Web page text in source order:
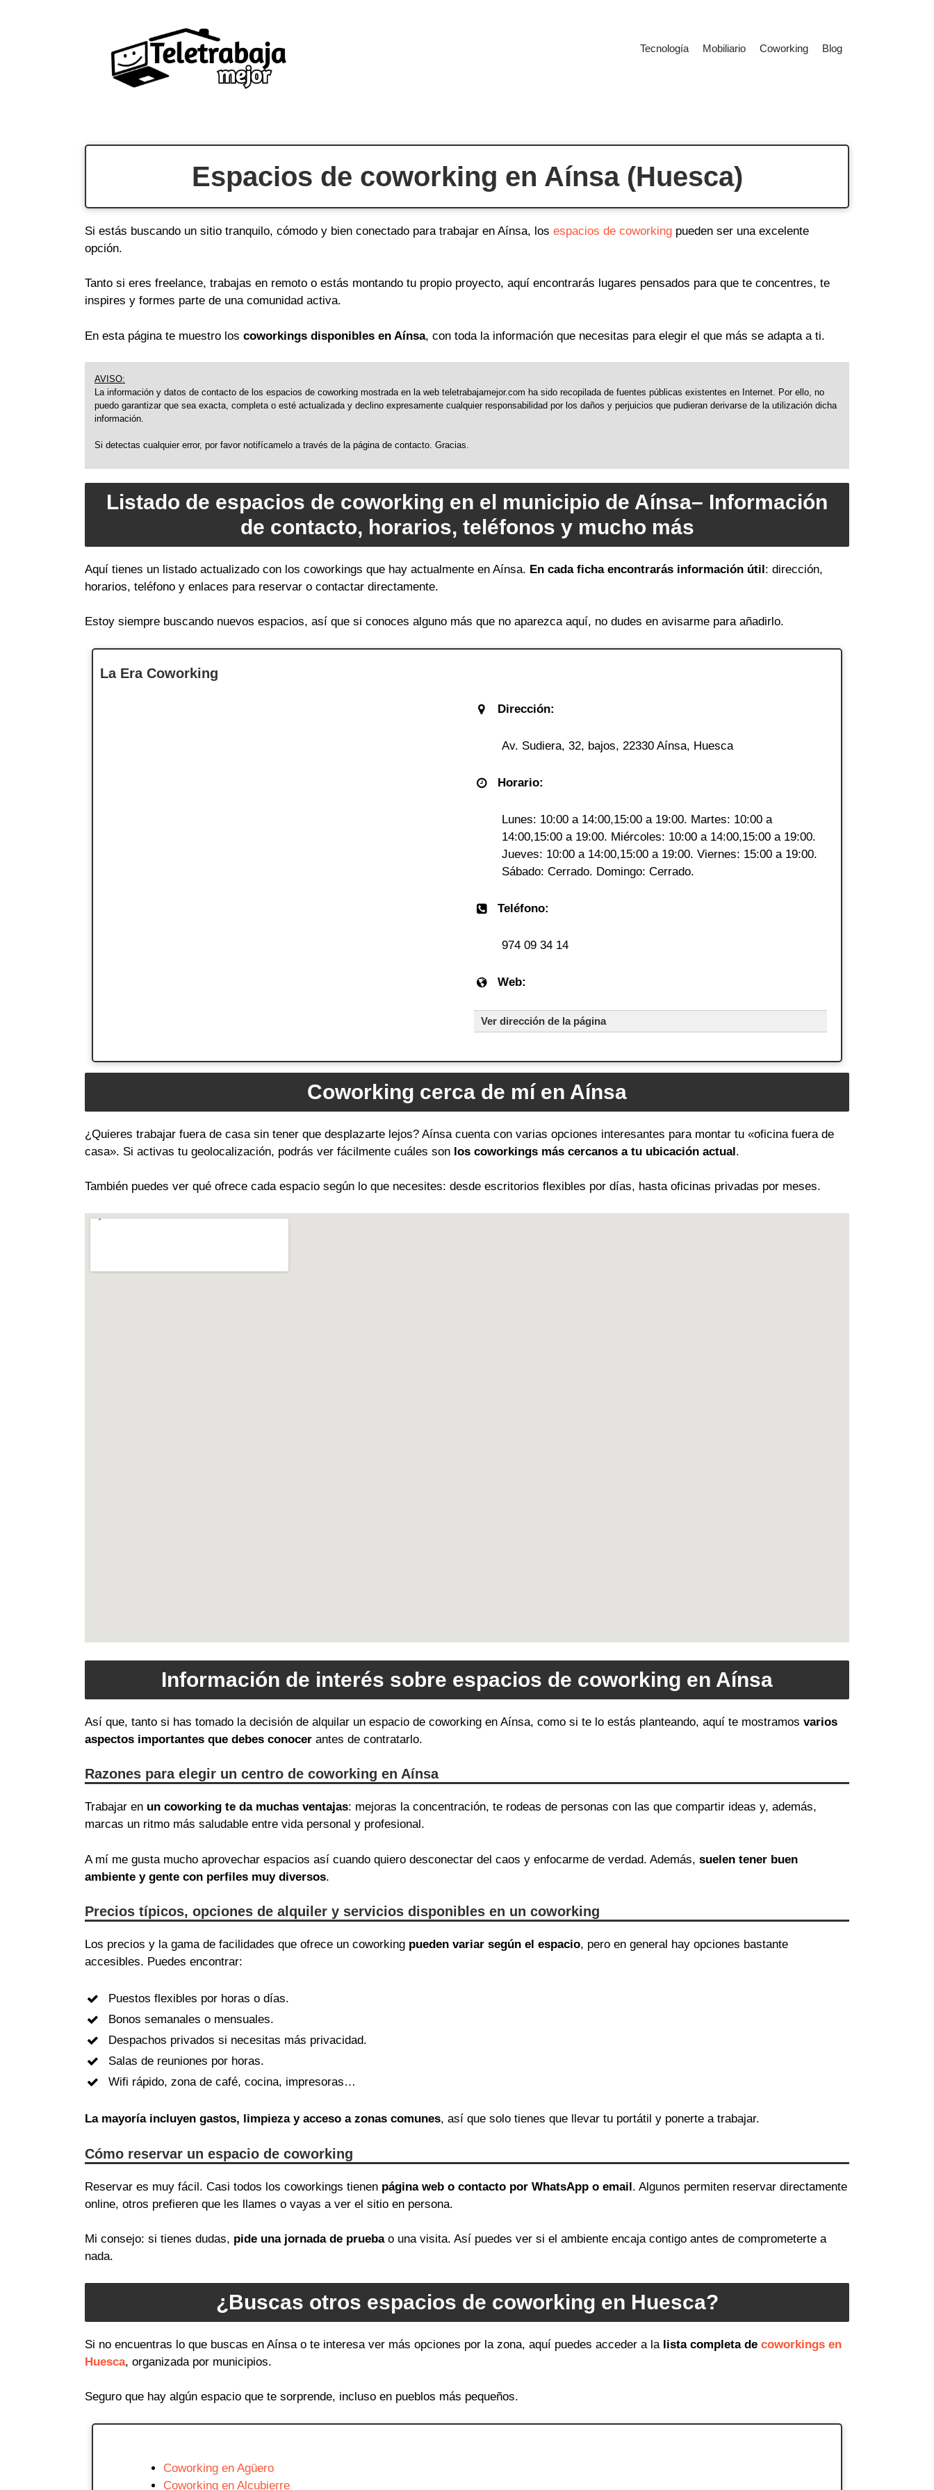
Tecnología Mobiliario Coworking Blog
Espacios de coworking en Aínsa (Huesca)
Si estás buscando un sitio tranquilo, cómodo y bien conectado para trabajar en Aínsa, los espacios de coworking pueden ser una excelente
opción.
Tanto si eres freelance, trabajas en remoto o estás montando tu propio proyecto, aquí encontrarás lugares pensados para que te concentres, te
inspires y formes parte de una comunidad activa.
En esta página te muestro los coworkings disponibles en Aínsa, con toda la información que necesitas para elegir el que más se adapta a ti.
AVISO:
La información y datos de contacto de los espacios de coworking mostrada en la web teletrabajamejor.com ha sido recopilada de fuentes públicas existentes en Internet. Por ello, no
puedo garantizar que sea exacta, completa o esté actualizada y declino expresamente cualquier responsabilidad por los daños y perjuicios que pudieran derivarse de la utilización dicha
información.
Si detectas cualquier error, por favor notifícamelo a través de la página de contacto. Gracias.
Listado de espacios de coworking en el municipio de Aínsa– Información
de contacto, horarios, teléfonos y mucho más
Aquí tienes un listado actualizado con los coworkings que hay actualmente en Aínsa. En cada ficha encontrarás información útil: dirección,
horarios, teléfono y enlaces para reservar o contactar directamente.
Estoy siempre buscando nuevos espacios, así que si conoces alguno más que no aparezca aquí, no dudes en avisarme para añadirlo.
La Era Coworking
Dirección:
Av. Sudiera, 32, bajos, 22330 Aínsa, Huesca
Horario:
Lunes: 10:00 a 14:00,15:00 a 19:00. Martes: 10:00 a
14:00,15:00 a 19:00. Miércoles: 10:00 a 14:00,15:00 a 19:00.
Jueves: 10:00 a 14:00,15:00 a 19:00. Viernes: 15:00 a 19:00.
Sábado: Cerrado. Domingo: Cerrado.
Teléfono:
974 09 34 14
Web:
Ver dirección de la página
Coworking cerca de mí en Aínsa
¿Quieres trabajar fuera de casa sin tener que desplazarte lejos? Aínsa cuenta con varias opciones interesantes para montar tu «oficina fuera de
casa». Si activas tu geolocalización, podrás ver fácilmente cuáles son los coworkings más cercanos a tu ubicación actual.
También puedes ver qué ofrece cada espacio según lo que necesites: desde escritorios flexibles por días, hasta oficinas privadas por meses.
Información de interés sobre espacios de coworking en Aínsa
Así que, tanto si has tomado la decisión de alquilar un espacio de coworking en Aínsa, como si te lo estás planteando, aquí te mostramos varios
aspectos importantes que debes conocer antes de contratarlo.
Razones para elegir un centro de coworking en Aínsa
Trabajar en un coworking te da muchas ventajas: mejoras la concentración, te rodeas de personas con las que compartir ideas y, además,
marcas un ritmo más saludable entre vida personal y profesional.
A mí me gusta mucho aprovechar espacios así cuando quiero desconectar del caos y enfocarme de verdad. Además, suelen tener buen
ambiente y gente con perfiles muy diversos.
Precios típicos, opciones de alquiler y servicios disponibles en un coworking
Los precios y la gama de facilidades que ofrece un coworking pueden variar según el espacio, pero en general hay opciones bastante
accesibles. Puedes encontrar:
Puestos flexibles por horas o días.
Bonos semanales o mensuales.
Despachos privados si necesitas más privacidad.
Salas de reuniones por horas.
Wifi rápido, zona de café, cocina, impresoras…
La mayoría incluyen gastos, limpieza y acceso a zonas comunes, así que solo tienes que llevar tu portátil y ponerte a trabajar.
Cómo reservar un espacio de coworking
Reservar es muy fácil. Casi todos los coworkings tienen página web o contacto por WhatsApp o email. Algunos permiten reservar directamente
online, otros prefieren que les llames o vayas a ver el sitio en persona.
Mi consejo: si tienes dudas, pide una jornada de pruebao una visita. Así puedes ver si el ambiente encaja contigo antes de comprometerte a
nada.
¿Buscas otros espacios de coworking en Huesca?
Si no encuentras lo que buscas en Aínsa o te interesa ver más opciones por la zona, aquí puedes acceder a la lista completa de coworkings en
Huesca, organizada por municipios.
Seguro que hay algún espacio que te sorprende, incluso en pueblos más pequeños.
Coworking en Agüero
Coworking en Alcubierre